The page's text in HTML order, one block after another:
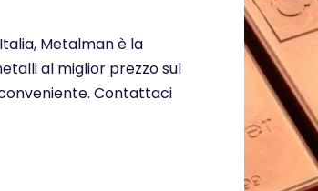
Metalman è la
al miglior prezzo sul
Contattaci